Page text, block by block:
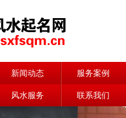
新闻动态 服务案例
风水服务 联系我们